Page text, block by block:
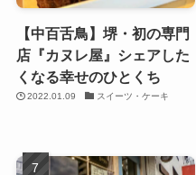
【中百舌鳥】堺・初の専門
店『カヌレ屋』シェアした
くなる幸せのひとくち
2022.01.09 スイーツ・ケーキ